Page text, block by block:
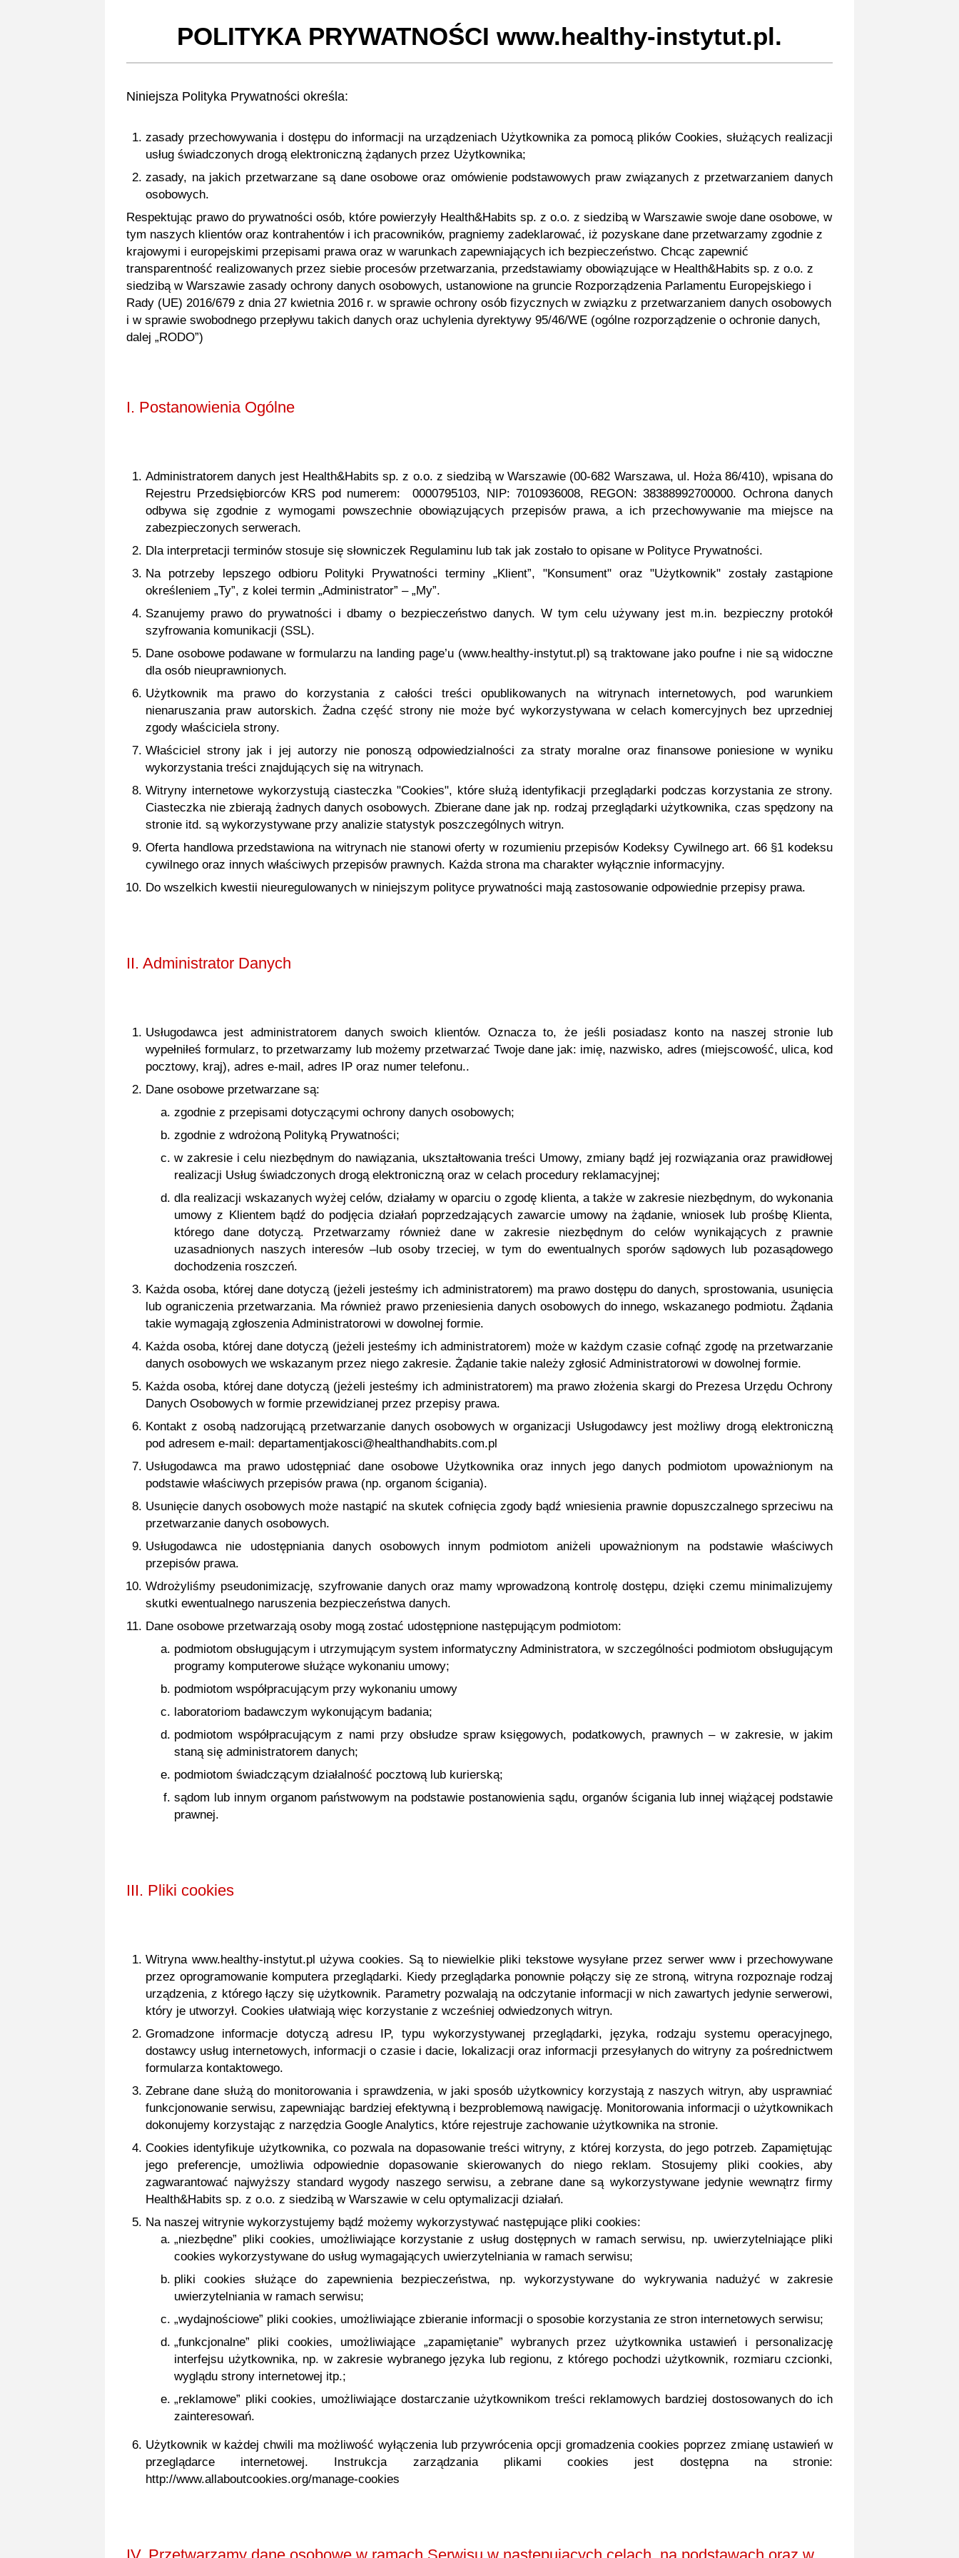
POLITYKA PRYWATNOŚCI www.healthy-instytut.pl.
Niniejsza Polityka Prywatności określa:
zasady przechowywania i dostępu do informacji na urządzeniach Użytkownika za pomocą plików Cookies, służących realizacji
usług świadczonych drogą elektroniczną żądanych przez Użytkownika;
zasady, na jakich przetwarzane są dane osobowe oraz omówienie podstawowych praw związanych z przetwarzaniem danych
osobowych.
Respektując prawo do prywatności osób, które powierzyły Health&Habits sp. z o.o. z siedzibą w Warszawie swoje dane osobowe, w
tym naszych klientów oraz kontrahentów i ich pracowników, pragniemy zadeklarować, iż pozyskane dane przetwarzamy zgodnie z
krajowymi i europejskimi przepisami prawa oraz w warunkach zapewniających ich bezpieczeństwo. Chcąc zapewnić
transparentność realizowanych przez siebie procesów przetwarzania, przedstawiamy obowiązujące w Health&Habits sp. z o.o. z
siedzibą w Warszawie zasady ochrony danych osobowych, ustanowione na gruncie Rozporządzenia Parlamentu Europejskiego i
Rady (UE) 2016/679 z dnia 27 kwietnia 2016 r. w sprawie ochrony osób fizycznych w związku z przetwarzaniem danych osobowych
i w sprawie swobodnego przepływu takich danych oraz uchylenia dyrektywy 95/46/WE (ogólne rozporządzenie o ochronie danych,
dalej „RODO”)
I. Postanowienia Ogólne
Administratorem danych jest Health&Habits sp. z o.o. z siedzibą w Warszawie (00-682 Warszawa, ul. Hoża 86/410), wpisana do
Rejestru Przedsiębiorców KRS pod numerem: 0000795103, NIP: 7010936008, REGON: 38388992700000. Ochrona danych
odbywa się zgodnie z wymogami powszechnie obowiązujących przepisów prawa, a ich przechowywanie ma miejsce na
zabezpieczonych serwerach.
Dla interpretacji terminów stosuje się słowniczek Regulaminu lub tak jak zostało to opisane w Polityce Prywatności.
Na potrzeby lepszego odbioru Polityki Prywatności terminy „Klient”, "Konsument" oraz "Użytkownik" zostały zastąpione
określeniem „Ty”, z kolei termin „Administrator” – „My”.
Szanujemy prawo do prywatności i dbamy o bezpieczeństwo danych. W tym celu używany jest m.in. bezpieczny protokół
szyfrowania komunikacji (SSL).
Dane osobowe podawane w formularzu na landing page’u (www.healthy-instytut.pl) są traktowane jako poufne i nie są widoczne
dla osób nieuprawnionych.
Użytkownik ma prawo do korzystania z całości treści opublikowanych na witrynach internetowych, pod warunkiem
nienaruszania praw autorskich. Żadna część strony nie może być wykorzystywana w celach komercyjnych bez uprzedniej
zgody właściciela strony.
Właściciel strony jak i jej autorzy nie ponoszą odpowiedzialności za straty moralne oraz finansowe poniesione w wyniku
wykorzystania treści znajdujących się na witrynach.
Witryny internetowe wykorzystują ciasteczka "Cookies", które służą identyfikacji przeglądarki podczas korzystania ze strony.
Ciasteczka nie zbierają żadnych danych osobowych. Zbierane dane jak np. rodzaj przeglądarki użytkownika, czas spędzony na
stronie itd. są wykorzystywane przy analizie statystyk poszczególnych witryn.
Oferta handlowa przedstawiona na witrynach nie stanowi oferty w rozumieniu przepisów Kodeksy Cywilnego art. 66 §1 kodeksu
cywilnego oraz innych właściwych przepisów prawnych. Każda strona ma charakter wyłącznie informacyjny.
Do wszelkich kwestii nieuregulowanych w niniejszym polityce prywatności mają zastosowanie odpowiednie przepisy prawa.
II. Administrator Danych
Usługodawca jest administratorem danych swoich klientów. Oznacza to, że jeśli posiadasz konto na naszej stronie lub
wypełniłeś formularz, to przetwarzamy lub możemy przetwarzać Twoje dane jak: imię, nazwisko, adres (miejscowość, ulica, kod
pocztowy, kraj), adres e-mail, adres IP oraz numer telefonu..
Dane osobowe przetwarzane są:
zgodnie z przepisami dotyczącymi ochrony danych osobowych;
zgodnie z wdrożoną Polityką Prywatności;
w zakresie i celu niezbędnym do nawiązania, ukształtowania treści Umowy, zmiany bądź jej rozwiązania oraz prawidłowej
realizacji Usług świadczonych drogą elektroniczną oraz w celach procedury reklamacyjnej;
dla realizacji wskazanych wyżej celów, działamy w oparciu o zgodę klienta, a także w zakresie niezbędnym, do wykonania
umowy z Klientem bądź do podjęcia działań poprzedzających zawarcie umowy na żądanie, wniosek lub prośbę Klienta,
którego dane dotyczą. Przetwarzamy również dane w zakresie niezbędnym do celów wynikających z prawnie
uzasadnionych naszych interesów –lub osoby trzeciej, w tym do ewentualnych sporów sądowych lub pozasądowego
dochodzenia roszczeń.
Każda osoba, której dane dotyczą (jeżeli jesteśmy ich administratorem) ma prawo dostępu do danych, sprostowania, usunięcia
lub ograniczenia przetwarzania. Ma również prawo przeniesienia danych osobowych do innego, wskazanego podmiotu. Żądania
takie wymagają zgłoszenia Administratorowi w dowolnej formie.
Każda osoba, której dane dotyczą (jeżeli jesteśmy ich administratorem) może w każdym czasie cofnąć zgodę na przetwarzanie
danych osobowych we wskazanym przez niego zakresie. Żądanie takie należy zgłosić Administratorowi w dowolnej formie.
Każda osoba, której dane dotyczą (jeżeli jesteśmy ich administratorem) ma prawo złożenia skargi do Prezesa Urzędu Ochrony
Danych Osobowych w formie przewidzianej przez przepisy prawa.
Kontakt z osobą nadzorującą przetwarzanie danych osobowych w organizacji Usługodawcy jest możliwy drogą elektroniczną
pod adresem e-mail: departamentjakosci@healthandhabits.com.pl
Usługodawca ma prawo udostępniać dane osobowe Użytkownika oraz innych jego danych podmiotom upoważnionym na
podstawie właściwych przepisów prawa (np. organom ścigania).
Usunięcie danych osobowych może nastąpić na skutek cofnięcia zgody bądź wniesienia prawnie dopuszczalnego sprzeciwu na
przetwarzanie danych osobowych.
Usługodawca nie udostępniania danych osobowych innym podmiotom aniżeli upoważnionym na podstawie właściwych
przepisów prawa.
Wdrożyliśmy pseudonimizację, szyfrowanie danych oraz mamy wprowadzoną kontrolę dostępu, dzięki czemu minimalizujemy
skutki ewentualnego naruszenia bezpieczeństwa danych.
Dane osobowe przetwarzają osoby mogą zostać udostępnione następującym podmiotom:
podmiotom obsługującym i utrzymującym system informatyczny Administratora, w szczególności podmiotom obsługującym
programy komputerowe służące wykonaniu umowy;
podmiotom współpracującym przy wykonaniu umowy
laboratoriom badawczym wykonującym badania;
podmiotom współpracującym z nami przy obsłudze spraw księgowych, podatkowych, prawnych – w zakresie, w jakim
staną się administratorem danych;
podmiotom świadczącym działalność pocztową lub kurierską;
sądom lub innym organom państwowym na podstawie postanowienia sądu, organów ścigania lub innej wiążącej podstawie
prawnej.
III. Pliki cookies
Witryna www.healthy-instytut.pl używa cookies. Są to niewielkie pliki tekstowe wysyłane przez serwer www i przechowywane
przez oprogramowanie komputera przeglądarki. Kiedy przeglądarka ponownie połączy się ze stroną, witryna rozpoznaje rodzaj
urządzenia, z którego łączy się użytkownik. Parametry pozwalają na odczytanie informacji w nich zawartych jedynie serwerowi,
który je utworzył. Cookies ułatwiają więc korzystanie z wcześniej odwiedzonych witryn.
Gromadzone informacje dotyczą adresu IP, typu wykorzystywanej przeglądarki, języka, rodzaju systemu operacyjnego,
dostawcy usług internetowych, informacji o czasie i dacie, lokalizacji oraz informacji przesyłanych do witryny za pośrednictwem
formularza kontaktowego.
Zebrane dane służą do monitorowania i sprawdzenia, w jaki sposób użytkownicy korzystają z naszych witryn, aby usprawniać
funkcjonowanie serwisu, zapewniając bardziej efektywną i bezproblemową nawigację. Monitorowania informacji o użytkownikach
dokonujemy korzystając z narzędzia Google Analytics, które rejestruje zachowanie użytkownika na stronie.
Cookies identyfikuje użytkownika, co pozwala na dopasowanie treści witryny, z której korzysta, do jego potrzeb. Zapamiętując
jego preferencje, umożliwia odpowiednie dopasowanie skierowanych do niego reklam. Stosujemy pliki cookies, aby
zagwarantować najwyższy standard wygody naszego serwisu, a zebrane dane są wykorzystywane jedynie wewnątrz firmy
Health&Habits sp. z o.o. z siedzibą w Warszawie w celu optymalizacji działań.
Na naszej witrynie wykorzystujemy bądź możemy wykorzystywać następujące pliki cookies:
„niezbędne” pliki cookies, umożliwiające korzystanie z usług dostępnych w ramach serwisu, np. uwierzytelniające pliki
cookies wykorzystywane do usług wymagających uwierzytelniania w ramach serwisu;
pliki cookies służące do zapewnienia bezpieczeństwa, np. wykorzystywane do wykrywania nadużyć w zakresie
uwierzytelniania w ramach serwisu;
„wydajnościowe” pliki cookies, umożliwiające zbieranie informacji o sposobie korzystania ze stron internetowych serwisu;
„funkcjonalne” pliki cookies, umożliwiające „zapamiętanie” wybranych przez użytkownika ustawień i personalizację
interfejsu użytkownika, np. w zakresie wybranego języka lub regionu, z którego pochodzi użytkownik, rozmiaru czcionki,
wyglądu strony internetowej itp.;
„reklamowe” pliki cookies, umożliwiające dostarczanie użytkownikom treści reklamowych bardziej dostosowanych do ich
zainteresowań.
Użytkownik w każdej chwili ma możliwość wyłączenia lub przywrócenia opcji gromadzenia cookies poprzez zmianę ustawień w
przeglądarce internetowej. Instrukcja zarządzania plikami cookies jest dostępna na stronie:
http://www.allaboutcookies.org/manage-cookies